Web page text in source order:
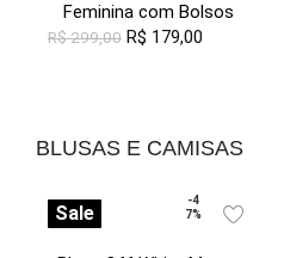
Feminina com Bolsos
R$299,00 R$ 179,00
BLUSAS E CAMISAS
Sale
-4
7%